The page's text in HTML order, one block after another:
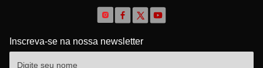
Inscreva-se na nossa newsletter